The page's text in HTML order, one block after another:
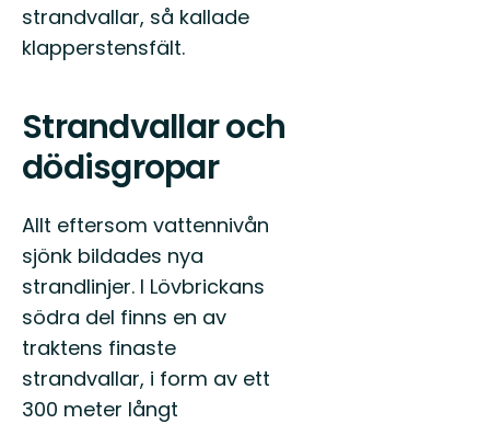
strandvallar, så kallade
klapperstensfält.
Strandvallar och
dödisgropar
Allt eftersom vattennivån
sjönk bildades nya
strandlinjer. I Lövbrickans
södra del finns en av
traktens finaste
strandvallar, i form av ett
300 meter långt